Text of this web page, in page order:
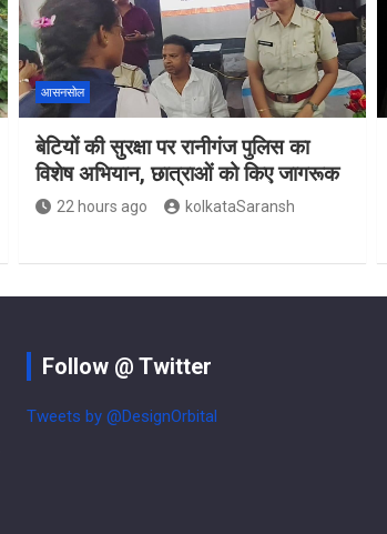
आसनसोल
बेटियों की सुरक्षा पर रानीगंज पुलिस का
विशेष अभियान, छात्राओं को किए जागरूक
22 hours ago kolkataSaransh
Follow @ Twitter
Tweets by @DesignOrbital